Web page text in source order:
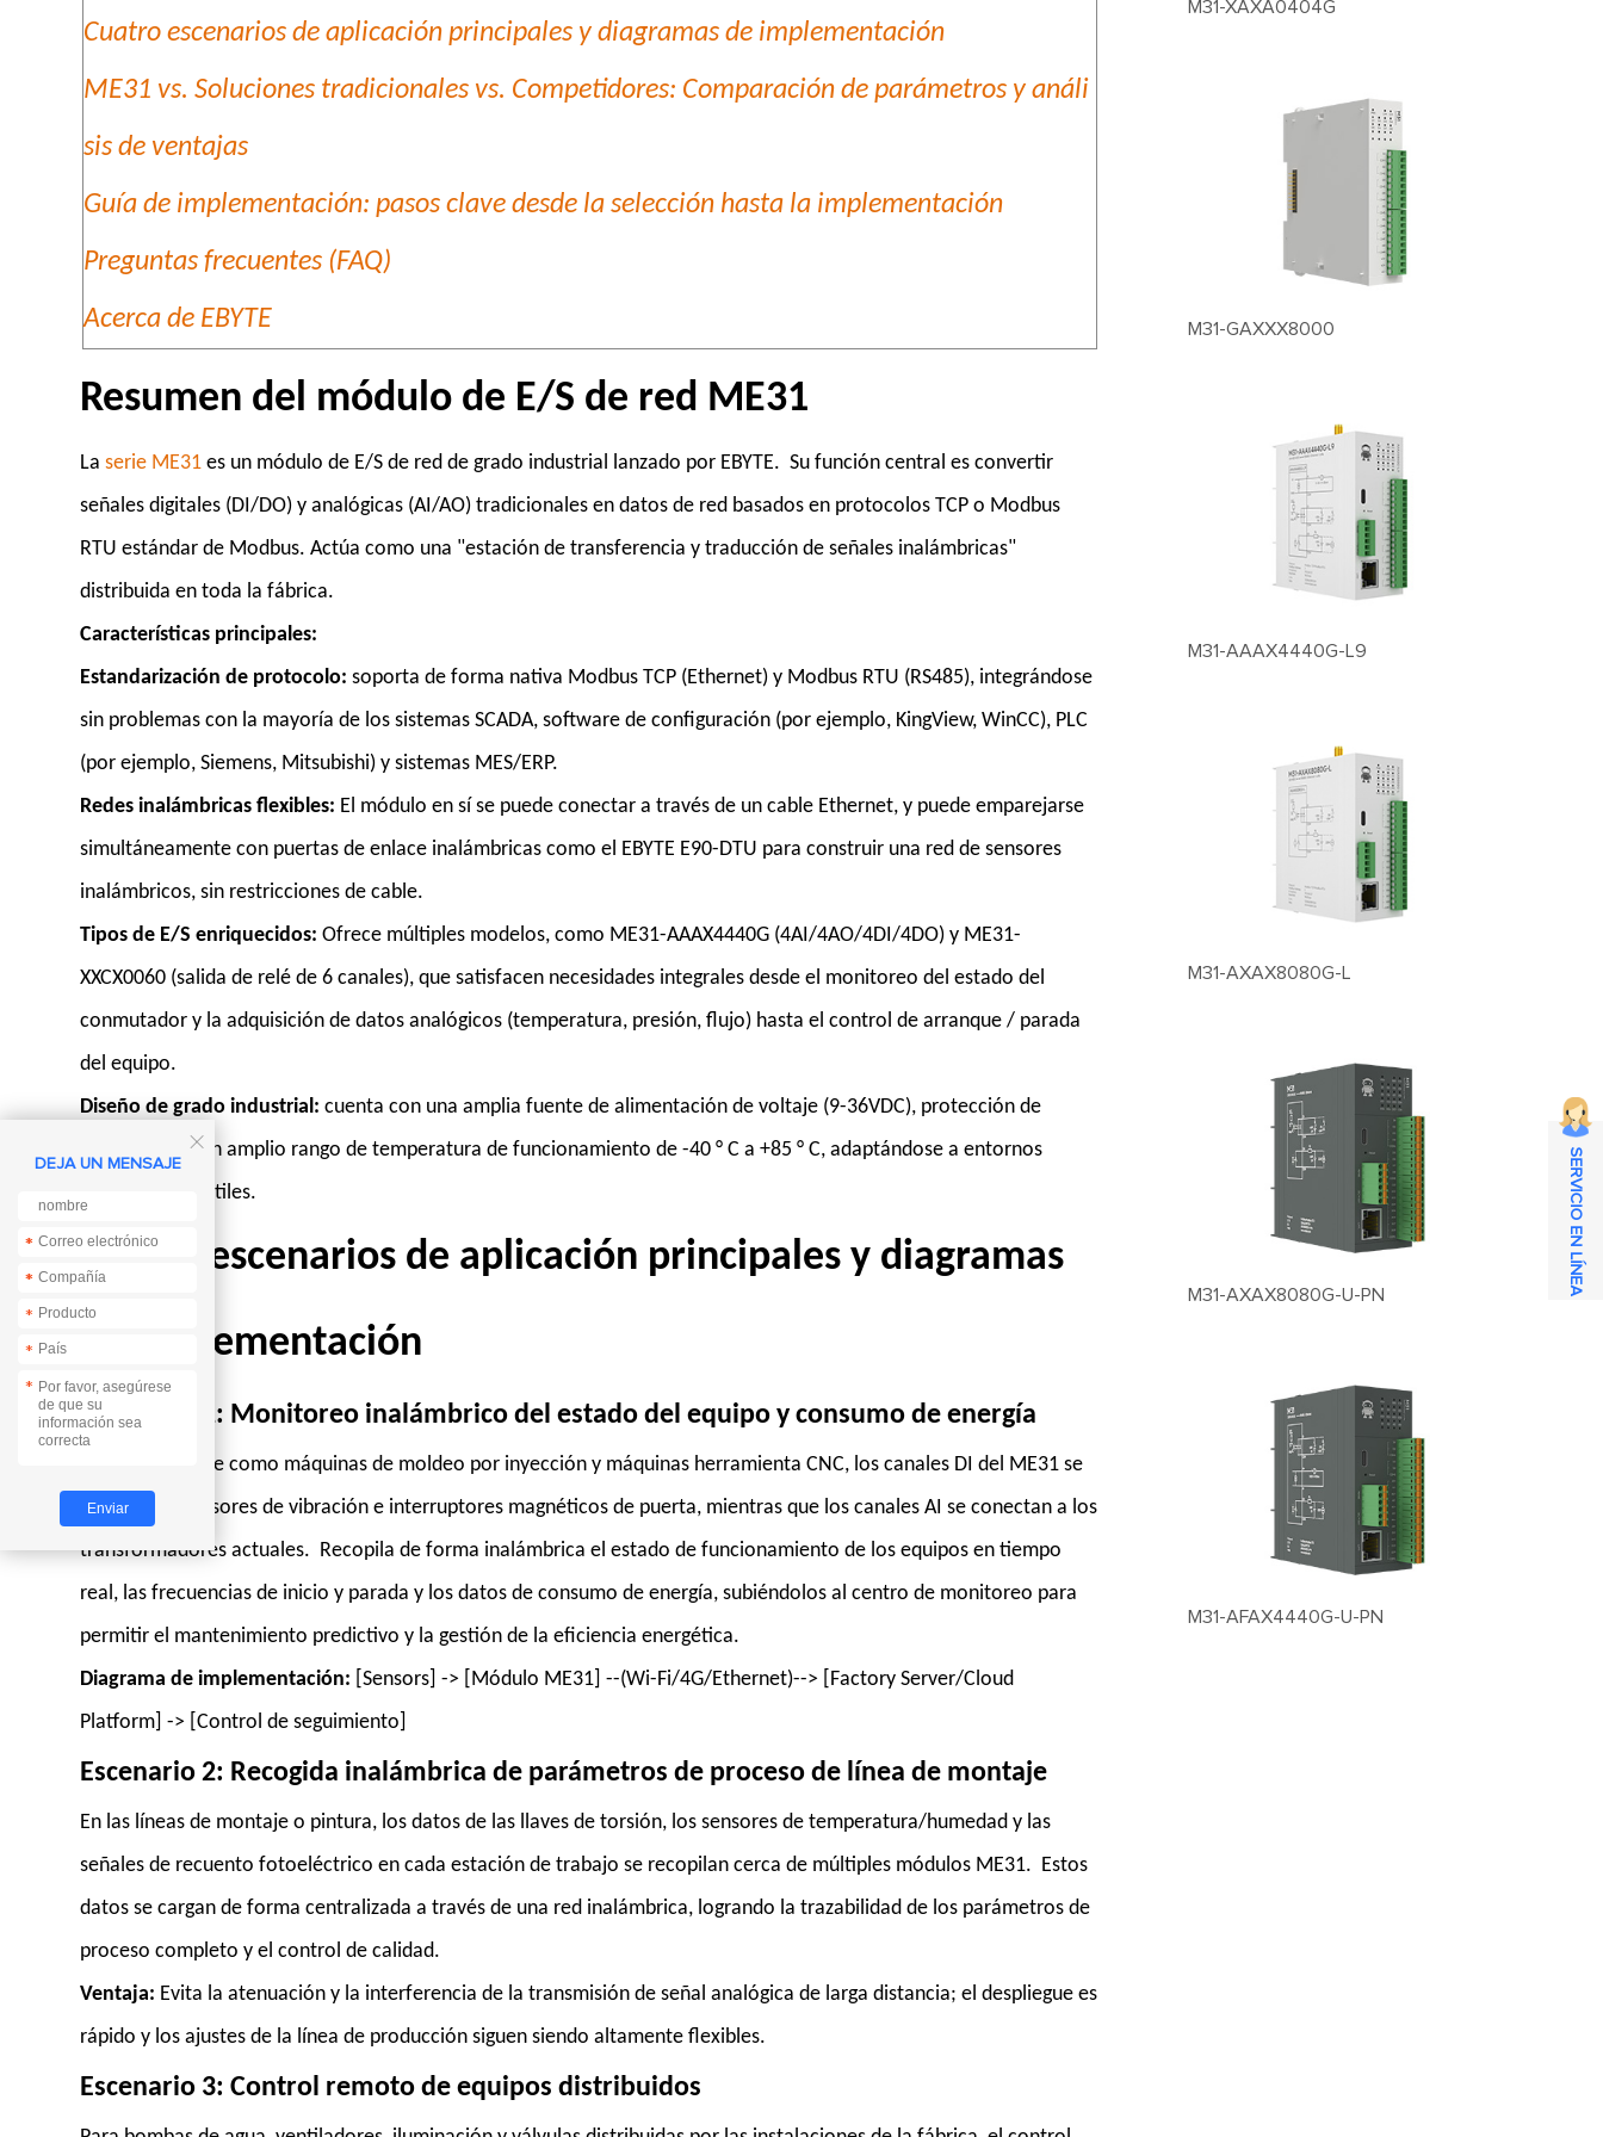
Cuatro escenarios de aplicación principales y diagramas de implementación
ME31 vs. Soluciones tradicionales vs. Competidores: Comparación de parámetros y análi
sis de ventajas
Guía de implementación: pasos clave desde la selección hasta la implementación
Preguntas frecuentes (FAQ)
Acerca de EBYTE
Resumen del módulo de E/S de red ME31
Laserie ME31 es un módulo de E/S de red de grado industrial lanzado por EBYTE. Su función central es convertir
señales digitales (DI/DO) y analógicas (AI/AO) tradicionales en datos de red basados en protocolos TCP o Modbus
RTU estándar de Modbus. Actúa como una "estación de transferencia y traducción de señales inalámbricas"
distribuida en toda la fábrica.
Características principales:
Estandarización de protocolo: soporta de forma nativa Modbus TCP (Ethernet) y Modbus RTU (RS485), integrándose
sin problemas con la mayoría de los sistemas SCADA, software de configuración (por ejemplo, KingView, WinCC), PLC
(por ejemplo, Siemens, Mitsubishi) y sistemas MES/ERP.
Redes inalámbricas flexibles: El módulo en sí se puede conectar a través de un cable Ethernet, y puede emparejarse
simultáneamente con puertas de enlace inalámbricas como el EBYTE E90-DTU para construir una red de sensores
inalámbricos, sin restricciones de cable.
Tipos de E/S enriquecidos: Ofrece múltiples modelos, como ME31-AAAX4440G (4AI/4AO/4DI/4DO) y ME31-
XXCX0060 (salida de relé de 6 canales), que satisfacen necesidades integrales desde el monitoreo del estado del
conmutador y la adquisición de datos analógicos (temperatura, presión, flujo) hasta el control de arranque / parada
del equipo.
Diseño de grado industrial: cuenta con una amplia fuente de alimentación de voltaje (9-36VDC), protección de
aislamiento y un amplio rango de temperatura de funcionamiento de -40 ° C a +85 ° C, adaptándose a entornos
industriales hostiles.
Cuatro escenarios de aplicación principales y diagramas
de implementación
Escenario 1: Monitoreo inalámbrico del estado del equipo y consumo de energía
En equipos clave como máquinas de moldeo por inyección y máquinas herramienta CNC, los canales DI del ME31 se
conectan a sensores de vibración e interruptores magnéticos de puerta, mientras que los canales AI se conectan a los
transformadores actuales. Recopila de forma inalámbrica el estado de funcionamiento de los equipos en tiempo
real, las frecuencias de inicio y parada y los datos de consumo de energía, subiéndolos al centro de monitoreo para
permitir el mantenimiento predictivo y la gestión de la eficiencia energética.
Diagrama de implementación: [Sensors] -> [Módulo ME31] --(Wi-Fi/4G/Ethernet)--> [Factory Server/Cloud
Platform] -> [Control de seguimiento]
Escenario 2: Recogida inalámbrica de parámetros de proceso de línea de montaje
En las líneas de montaje o pintura, los datos de las llaves de torsión, los sensores de temperatura/humedad y las
señales de recuento fotoeléctrico en cada estación de trabajo se recopilan cerca de múltiples módulos ME31. Estos
datos se cargan de forma centralizada a través de una red inalámbrica, logrando la trazabilidad de los parámetros de
proceso completo y el control de calidad.
Ventaja: Evita la atenuación y la interferencia de la transmisión de señal analógica de larga distancia; el despliegue es
rápido y los ajustes de la línea de producción siguen siendo altamente flexibles.
Escenario 3: Control remoto de equipos distribuidos
M31-XAXA0404G
M31-GAXXX8000
M31-AAAX4440G-L9
M31-AXAX8080G-L
M31-AXAX8080G-U-PN
M31-AFAX4440G-U-PN

DEJA UN MENSAJE
*
*
*
*
*
*
*
SERVICIO EN LÍNEA